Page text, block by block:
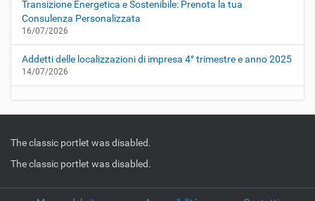
Transizione Energetica e Sostenibile: Prenota la tua
Consulenza Personalizzata
16/07/2026
Addetti delle localizzazioni di impresa 4° trimestre e anno 2025
14/07/2026
The classic portlet was disabled.
The classic portlet was disabled.